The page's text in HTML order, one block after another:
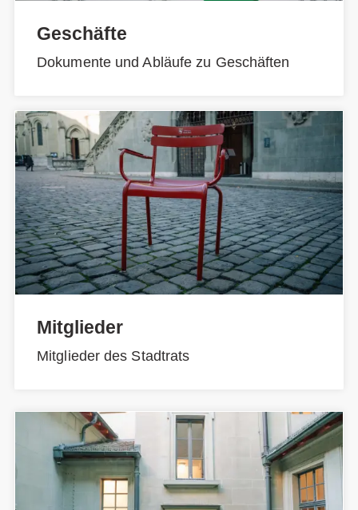
Geschäfte
Dokumente und Abläufe zu Geschäften
Mitglieder
Mitglieder des Stadtrats